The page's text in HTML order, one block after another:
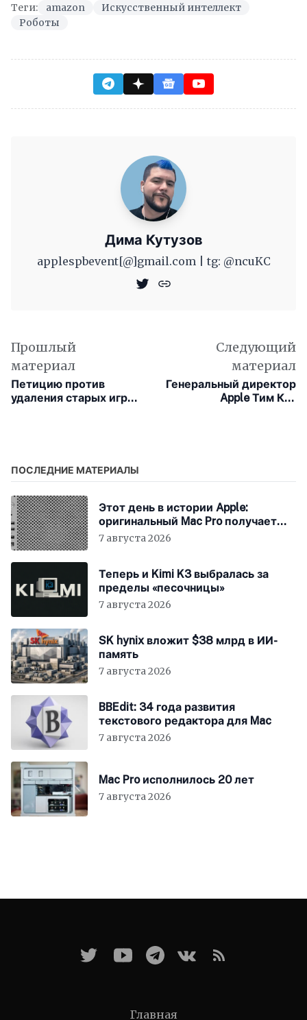
Теги: amazon
Искусственный интеллект
Роботы
Дима Кутузов
applespbevent[@]gmail.com | tg: @ncuKC
Прошлый
материал
Петицию против
удаления старых игр
Следующий
материал
Генеральный директор
Apple Тим Кук
ПОСЛЕДНИЕ МАТЕРИАЛЫ
Этот день в истории Apple:
оригинальный Mac Pro получает
мощный процессор Intel
7 августа 2026
Теперь и Kimi K3 выбралась за
пределы «песочницы»
7 августа 2026
SK hynix вложит $38 млрд в ИИ-
память
7 августа 2026
BBEdit: 34 года развития
текстового редактора для Mac
7 августа 2026
Mac Pro исполнилось 20 лет
7 августа 2026
Главная